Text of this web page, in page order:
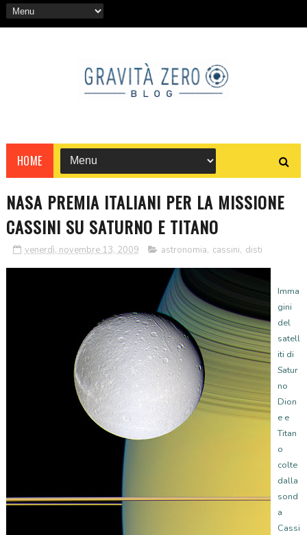
HOME
NASA PREMIA ITALIANI PER LA MISSIONE
CASSINI SU SATURNO E TITANO
venerdì, novembre 13, 2009 astronomia, cassini, disti
Imma
gini
del
satell
iti di
Satur
no
Dion
e e
Titan
o
colte
dalla
sond
a
Cassi